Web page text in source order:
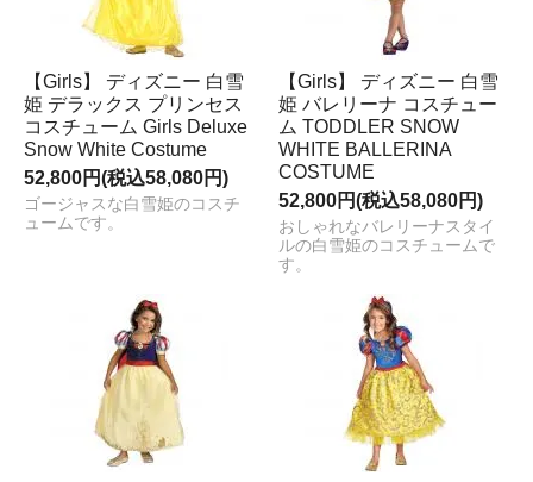
【Girls】 ディズニー 白雪
姫 デラックス プリンセス
コスチューム Girls Deluxe
Snow White Costume
52,800円(税込58,080円)
ゴージャスな白雪姫のコスチ
ュームです。
【Girls】 ディズニー 白雪
姫 バレリーナ コスチュー
ム TODDLER SNOW
WHITE BALLERINA
COSTUME
52,800円(税込58,080円)
おしゃれなバレリーナスタイ
ルの白雪姫のコスチュームで
す。